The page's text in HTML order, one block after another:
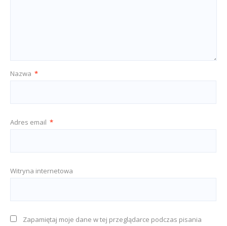
Nazwa *
Adres email *
Witryna internetowa
Zapamiętaj moje dane w tej przeglądarce podczas pisania